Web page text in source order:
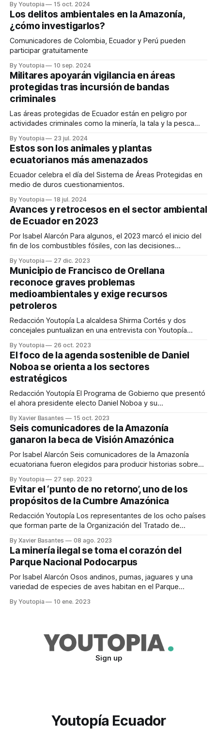
By Youtopia 15 oct. 2024
Los delitos ambientales en la Amazonía,
¿cómo investigarlos?
Comunicadores de Colombia, Ecuador y Perú pueden
participar gratuitamente
By Youtopia 10 sep. 2024
Militares apoyarán vigilancia en áreas
protegidas tras incursión de bandas
criminales
Las áreas protegidas de Ecuador están en peligro por
actividades criminales como la minería, la tala y la pesca
By Youtopia 23 jul. 2024
Estos son los animales y plantas
ecuatorianos más amenazados
Ecuador celebra el día del Sistema de Áreas Protegidas en
medio de duros cuestionamientos.
By Youtopia 18 jul. 2024
Avances y retrocesos en el sector ambiental
de Ecuador en 2023
Por Isabel Alarcón Para algunos, el 2023 marcó el inicio del
fin de los combustibles fósiles, con las decisiones
Cambio Climático (COP28). Para otros, este evento
demostró una vez más la poca voluntad política que existe
en torno a la conservación
By Youtopia 27 dic. 2023
Municipio de Francisco de Orellana
reconoce graves problemas
medioambientales y exige recursos
petroleros
Redacción Youtopía La alcaldesa Shirma Cortés y dos
concejales puntualizan en una entrevista con Youtopía
tala de bosques y escasez de agua potable en el cantón
Francisco de Orellana. “Tenemos muchos problemas y cero
recursos”, señala Cortés. ¿Qué manejo medioambiental se
está haciendo
By Youtopia 26 oct. 2023
El foco de la agenda sostenible de Daniel
Noboa se orienta a los sectores
estratégicos
Redacción Youtopía El Programa de Gobierno que presentó
el ahora presidente electo Daniel Noboa y su
se enfoca en los sectores estratégicos. El desarrollo de las
industrias minera e hidrocarburífera, así como la eléctrica y
la de las telecomunicaciones pasan por un componente
By Xavier Basantes 15 oct. 2023
Seis comunicadores de la Amazonía
ganaron la beca de Visión Amazónica
Por Isabel Alarcón Seis comunicadores de la Amazonía
ecuatoriana fueron elegidos para producir historias sobre
periodistica es parte de la segunda fase de Visión
Amazónica, un proyecto de Youtopia Ecuador, que busca
impulsar el periodismo ambiental y de soluciones en las
By Youtopia 27 sep. 2023
Evitar el ‘punto de no retorno’, uno de los
propósitos de la Cumbre Amazónica
Redacción Youtopía Los representantes de los ocho países
que forman parte de la Organización del Tratado de
agosto, en la ciudad de Belém (Brasil). El objetivo de esta IV
Cumbre Amazónica fue reforzar las acciones para proteger
la biodiversidad de la región
By Xavier Basantes 08 ago. 2023
La minería ilegal se toma el corazón del
Parque Nacional Podocarpus
Por Isabel Alarcón Osos andinos, pumas, jaguares y una
variedad de especies de aves habitan en el Parque
variedades de los emblemáticos árboles que llevan el
By Youtopia 10 ene. 2023
Sign up
Youtopía Ecuador